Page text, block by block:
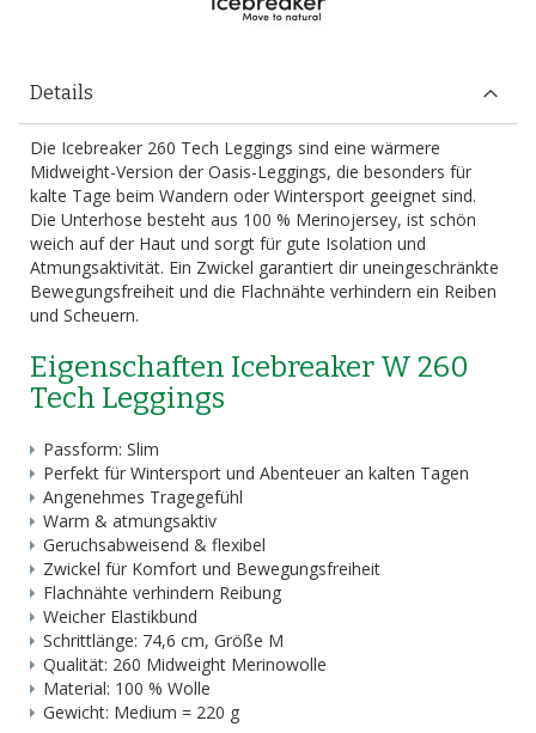
Details
Die Icebreaker 260 Tech Leggings sind eine wärmere
Midweight-Version der Oasis-Leggings, die besonders für
kalte Tage beim Wandern oder Wintersport geeignet sind.
Die Unterhose besteht aus 100 % Merinojersey, ist schön
weich auf der Haut und sorgt für gute Isolation und
Atmungsaktivität. Ein Zwickel garantiert dir uneingeschränkte
Bewegungsfreiheit und die Flachnähte verhindern ein Reiben
und Scheuern.
Eigenschaften Icebreaker W 260
Tech Leggings
Passform: Slim
Perfekt für Wintersport und Abenteuer an kalten Tagen
Angenehmes Tragegefühl
Warm & atmungsaktiv
Geruchsabweisend & flexibel
Zwickel für Komfort und Bewegungsfreiheit
Flachnähte verhindern Reibung
Weicher Elastikbund
Schrittlänge: 74,6 cm, Größe M
Qualität: 260 Midweight Merinowolle
Material: 100 % Wolle
Gewicht: Medium = 220 g